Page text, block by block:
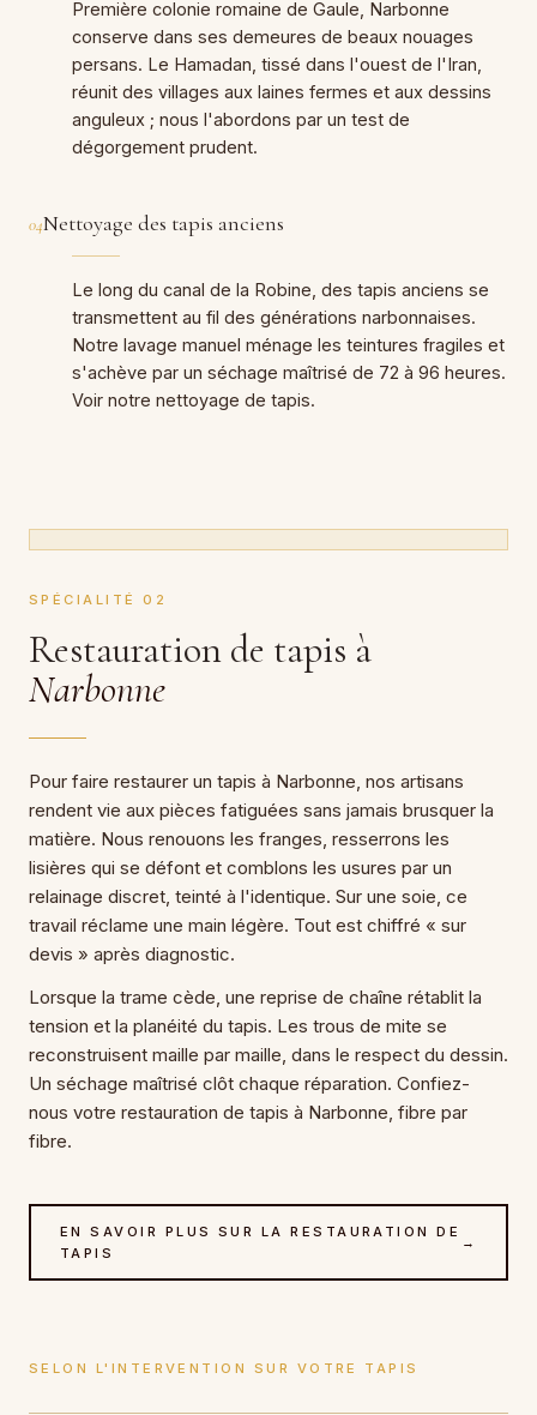
Première colonie romaine de Gaule, Narbonne
conserve dans ses demeures de beaux nouages
persans. Le Hamadan, tissé dans l'ouest de l'Iran,
réunit des villages aux laines fermes et aux dessins
anguleux ; nous l'abordons par un test de
dégorgement prudent.
04Nettoyage des tapis anciens
Le long du canal de la Robine, des tapis anciens se
transmettent au fil des générations narbonnaises.
Notre lavage manuel ménage les teintures fragiles et
s'achève par un séchage maîtrisé de 72 à 96 heures.
Voir notre nettoyage de tapis.
SPÉCIALITÉ 02
Restauration de tapis à
Narbonne
Pour faire restaurer un tapis à Narbonne, nos artisans
rendent vie aux pièces fatiguées sans jamais brusquer la
matière. Nous renouons les franges, resserrons les
lisières qui se défont et comblons les usures par un
relainage discret, teinté à l'identique. Sur une soie, ce
travail réclame une main légère. Tout est chiffré « sur
devis » après diagnostic.
Lorsque la trame cède, une reprise de chaîne rétablit la
tension et la planéité du tapis. Les trous de mite se
reconstruisent maille par maille, dans le respect du dessin.
Un séchage maîtrisé clôt chaque réparation. Confiez-
nous votre restauration de tapis à Narbonne, fibre par
fibre.
EN SAVOIR PLUS SUR LA RESTAURATION DE
TAPIS
→
SELON L'INTERVENTION SUR VOTRE TAPIS